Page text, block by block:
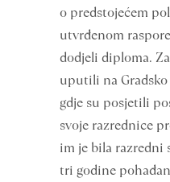
o predstojećem
utvrđenom
dodjeli diploma.
uputili na
gdje su posjetili
svoje razrednice
im je bila razredni
tri godine